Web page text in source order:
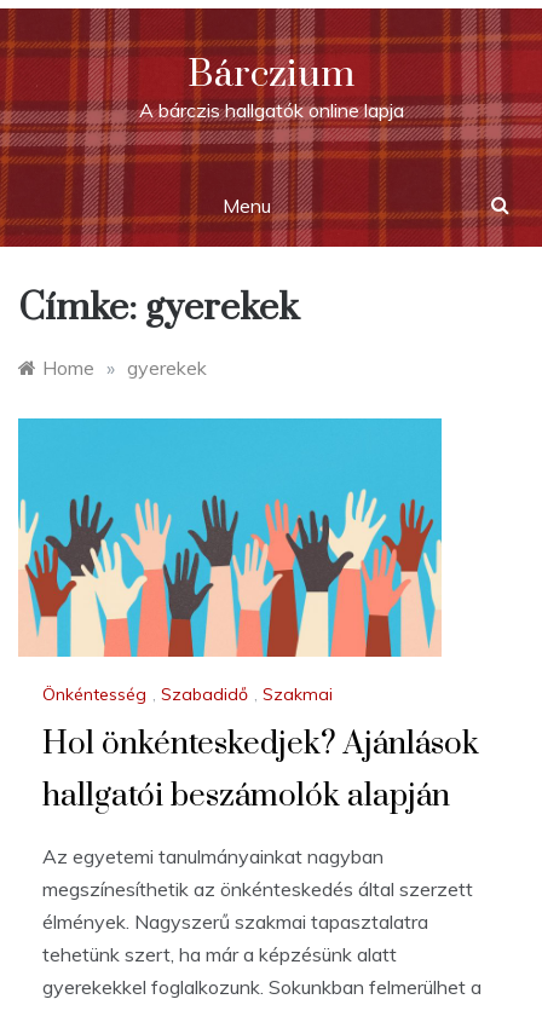
Skip
to
content
Bárczium
A bárczis hallgatók online lapja
Menu
Címke: gyerekek
Home » gyerekek
Önkéntesség , Szabadidő , Szakmai
Hol önkénteskedjek? Ajánlások
hallgatói beszámolók alapján
Az egyetemi tanulmányainkat nagyban
megszínesíthetik az önkénteskedés által szerzett
élmények. Nagyszerű szakmai tapasztalatra
tehetünk szert, ha már a képzésünk alatt
gyerekekkel foglalkozunk. Sokunkban felmerülhet a